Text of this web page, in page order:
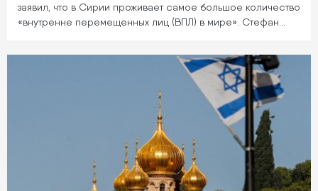
заявил, что в Сирии проживает самое большое количество
«внутренне перемещенных лиц (ВПЛ) в мире». Стефан…